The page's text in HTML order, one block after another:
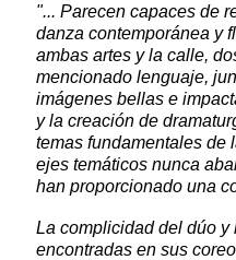
"... Parecen capaces de
danza contemporánea y
ambas artes y la calle,
mencionado lenguaje,
imágenes bellas e
y la creación de
temas fundamentales de
ejes temáticos nunca
han proporcionado una
La complicidad del dúo
encontradas en sus